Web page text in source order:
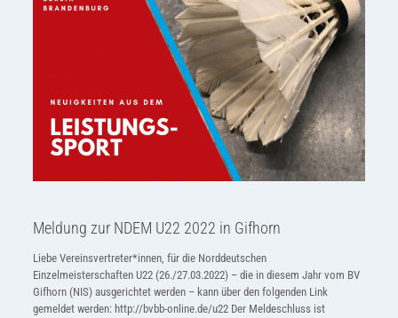
Meldung zur NDEM U22 2022 in Gifhorn
Liebe Vereinsvertreter*innen, für die Norddeutschen
Einzelmeisterschaften U22 (26./27.03.2022) – die in diesem Jahr vom BV
Gifhorn (NIS) ausgerichtet werden – kann über den folgenden Link
gemeldet werden: http://bvbb-online.de/u22 Der Meldeschluss ist